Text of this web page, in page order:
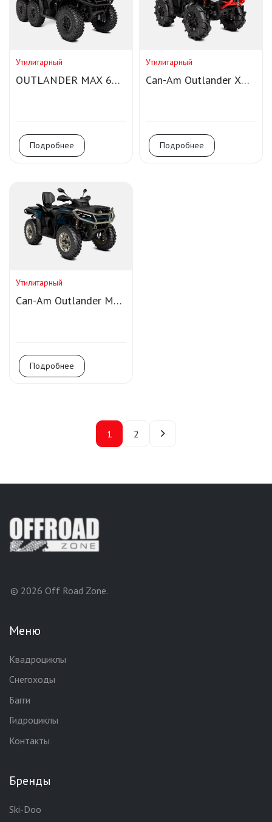
Утилитарный
OUTLANDER MAX 6X6
Подробнее
Утилитарный
Can-Am Outlander X
Подробнее
Утилитарный
Can-Am Outlander MAX
Подробнее
1 2
© 2026 Off Road Zone.
Меню
Квадроциклы
Снегоходы
Багги
Гидроциклы
Контакты
Бренды
Ski-Doo